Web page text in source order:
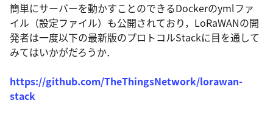
簡単にサーバーを動かすことのできるDockerのymlファ
イル（設定ファイル）も公開されており，LoRaWANの開
発者は一度以下の最新版のプロトコルStackに目を通して
みてはいかがだろうか．
https://github.com/TheThingsNetwork/lorawan-
stack